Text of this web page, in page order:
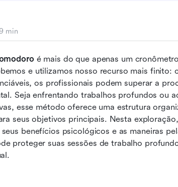
min
é mais do que apenas um
e utilizamos nosso recurso mais
os profissionais podem superar a
Seja enfrentando trabalhos profundos ou
esse método oferece uma estrutura
seus objetivos principais. Nesta
benefícios psicológicos e as maneiras
proteger suas sessões de trabalho